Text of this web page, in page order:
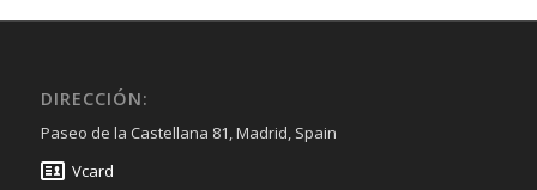
DIRECCIÓN:
Paseo de la Castellana 81, Madrid, Spain
Vcard